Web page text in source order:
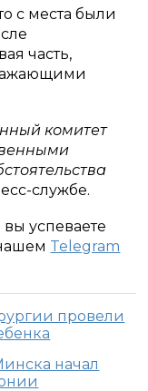
с места были
часть,
комитет
службе.
успеваете
Telegram
провели
начал